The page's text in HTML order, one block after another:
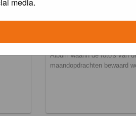
Album waarin de foto's van
maandopdrachten bewaard